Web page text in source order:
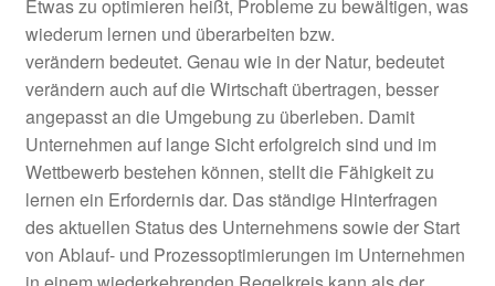
Etwas zu optimieren heißt, Probleme zu bewältigen, was
wiederum lernen und überarbeiten bzw.
verändern bedeutet. Genau wie in der Natur, bedeutet
verändern auch auf die Wirtschaft übertragen, besser
angepasst an die Umgebung zu überleben. Damit
Unternehmen auf lange Sicht erfolgreich sind und im
Wettbewerb bestehen können, stellt die Fähigkeit zu
lernen ein Erfordernis dar. Das ständige Hinterfragen
des aktuellen Status des Unternehmens sowie der Start
von Ablauf- und Prozessoptimierungen im Unternehmen